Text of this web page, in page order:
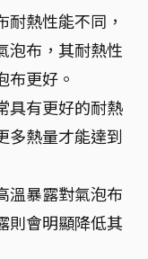
熱性能不同，
泡布，其耐熱性
布更好。
具有更好的耐熱
多熱量才能達到
溫暴露對氣泡布
則會明顯降低其